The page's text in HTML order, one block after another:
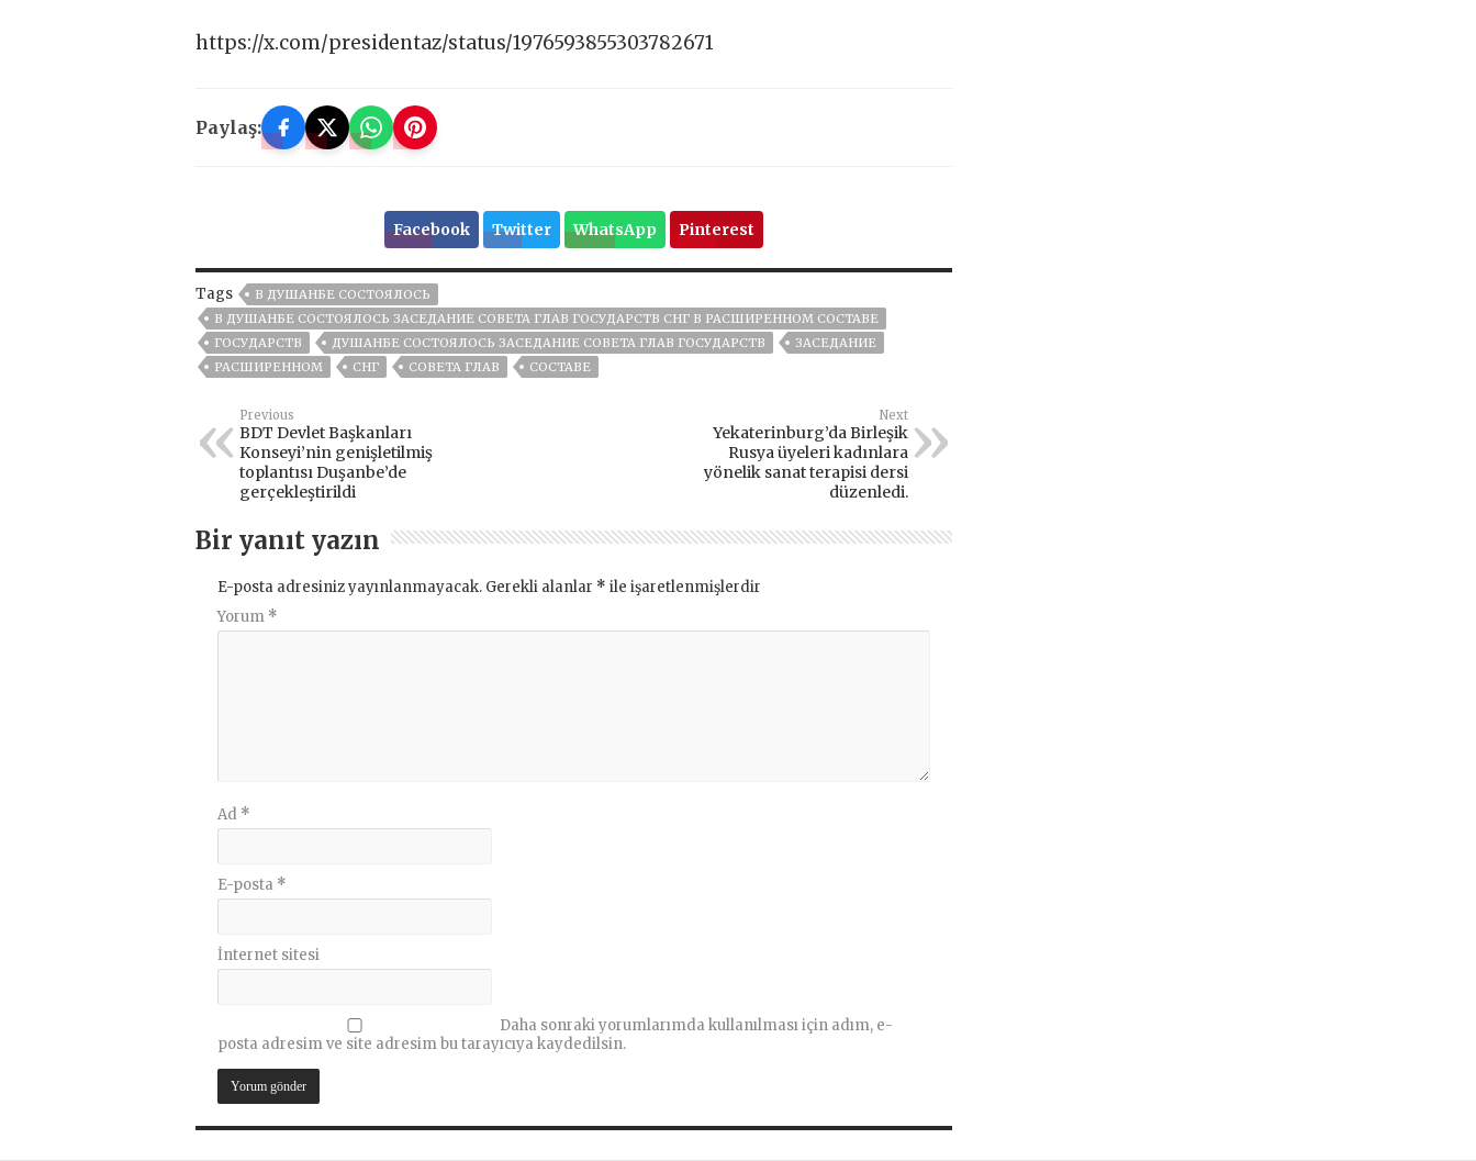
https://x.com/presidentaz/status/1976593855303782671
Paylaş:
Facebook Twitter WhatsApp Pinterest
Tags
В ДУШАНБЕ СОСТОЯЛОСЬ
В ДУШАНБЕ СОСТОЯЛОСЬ ЗАСЕДАНИЕ СОВЕТА ГЛАВ ГОСУДАРСТВ СНГ В РАСШИРЕННОМ СОСТАВЕ
ГОСУДАРСТВ
ДУШАНБЕ СОСТОЯЛОСЬ ЗАСЕДАНИЕ СОВЕТА ГЛАВ ГОСУДАРСТВ
ЗАСЕДАНИЕ
РАСШИРЕННОМ
СНГ СОВЕТА ГЛАВ СОСТАВЕ
Previous
BDT Devlet Başkanları
Konseyi’nin genişletilmiş
toplantısı Duşanbe’de
gerçekleştirildi
Next
Yekaterinburg’da Birleşik
Rusya üyeleri kadınlara
yönelik sanat terapisi dersi
düzenledi.
Bir yanıt yazın
E-posta adresiniz yayınlanmayacak. Gerekli alanlar * ile işaretlenmişlerdir
Yorum *
Ad *
E-posta *
İnternet sitesi
Daha sonraki yorumlarımda kullanılması için adım, e-
posta adresim ve site adresim bu tarayıcıya kaydedilsin.